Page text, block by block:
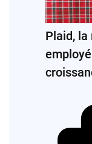
Plaid, la